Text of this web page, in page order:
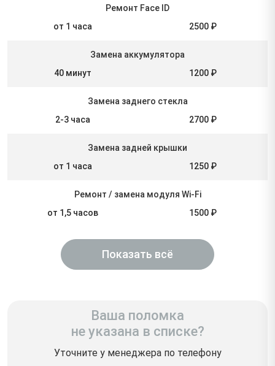
Ремонт Face ID
от 1 часа
2500 ₽
Замена аккумулятора
40 минут
1200 ₽
Замена заднего стекла
2-3 часа
2700 ₽
Замена задней крышки
от 1 часа
1250 ₽
Ремонт / замена модуля Wi-Fi
от 1,5 часов
1500 ₽
Показать всё
Ваша поломка
не указана в списке?
Уточните у менеджера по телефону